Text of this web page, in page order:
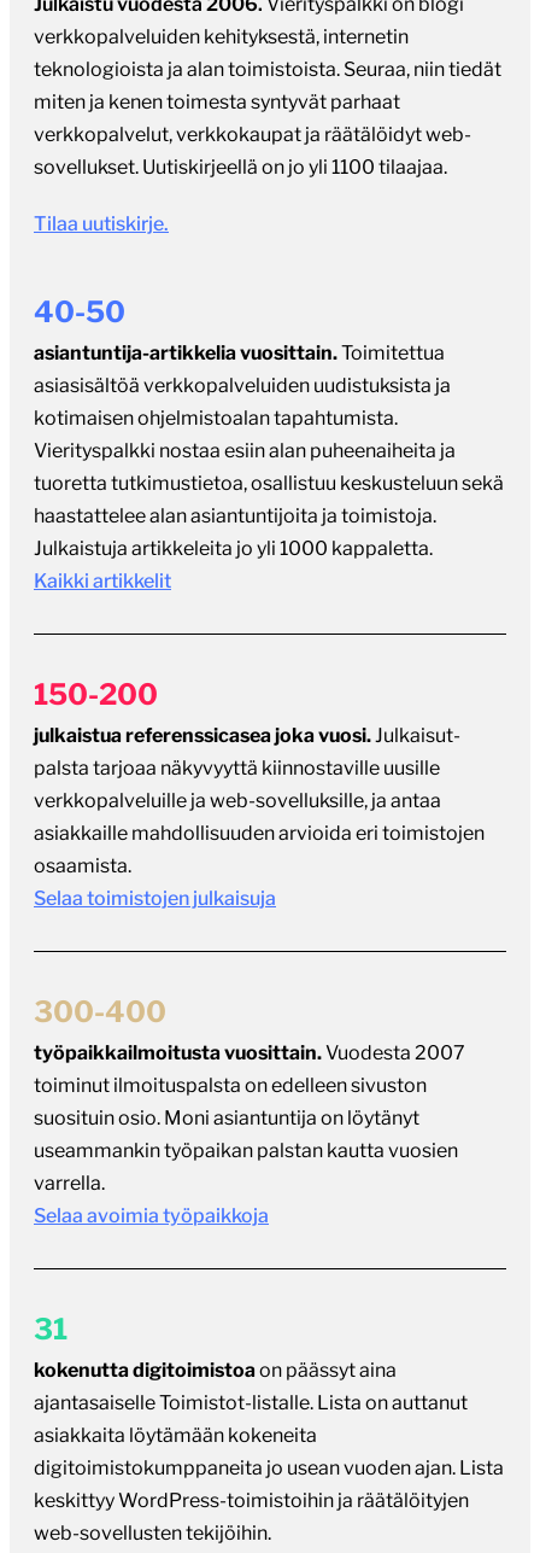
verkkopalveluiden kehityksestä, internetin
teknologioista ja alan toimistoista. Seuraa, niin tiedät
miten ja kenen toimesta syntyvät parhaat
verkkopalvelut, verkkokaupat ja räätälöidyt web-
sovellukset. Uutiskirjeellä on jo yli 1100 tilaajaa.
Tilaa uutiskirje.
40-50
asiantuntija-artikkelia vuosittain.Toimitettua
asiasisältöä verkkopalveluiden uudistuksista ja
kotimaisen ohjelmistoalan tapahtumista.
Vierityspalkki nostaa esiin alan puheenaiheita ja
tuoretta tutkimustietoa, osallistuu keskusteluun sekä
haastattelee alan asiantuntijoita ja toimistoja.
Julkaistuja artikkeleita jo yli 1000 kappaletta.
Kaikki artikkelit
150-200
julkaistua referenssicasea joka vuosi.Julkaisut-
palsta tarjoaa näkyvyyttä kiinnostaville uusille
verkkopalveluille ja web-sovelluksille, ja antaa
asiakkaille mahdollisuuden arvioida eri toimistojen
osaamista.
Selaa toimistojen julkaisuja
300-400
työpaikkailmoitusta vuosittain.Vuodesta 2007
toiminut ilmoituspalsta on edelleen sivuston
suosituin osio. Moni asiantuntija on löytänyt
useammankin työpaikan palstan kautta vuosien
varrella.
Selaa avoimia työpaikkoja
31
kokenutta digitoimistoaon päässyt aina
ajantasaiselle Toimistot-listalle. Lista on auttanut
asiakkaita löytämään kokeneita
digitoimistokumppaneita jo usean vuoden ajan. Lista
keskittyy WordPress-toimistoihin ja räätälöityjen
web-sovellusten tekijöihin.